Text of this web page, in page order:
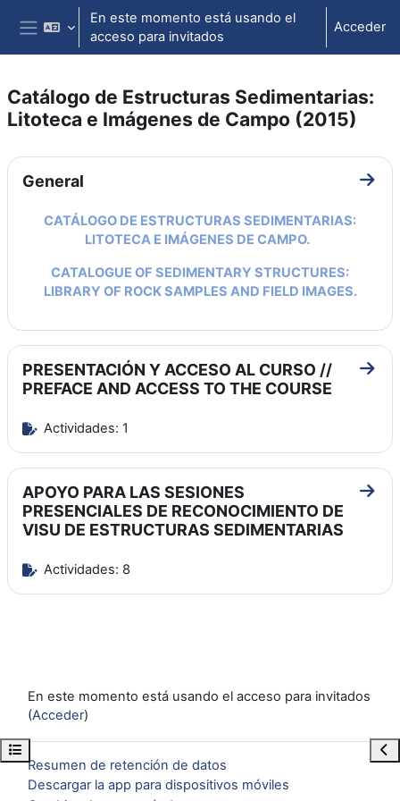
Salta al contenido principal
Panel lateral
En este momento está usando el
acceso para invitados
Acceder
Abrir índice del curso
Catálogo de Estructuras Sedimentarias:
Litoteca e Imágenes de Campo (2015)
Perfilado de sección
General
Ir a
CATÁLOGO DE ESTRUCTURAS SEDIMENTARIAS:
LITOTECA E IMÁGENES DE CAMPO.
CATALOGUE OF SEDIMENTARY STRUCTURES:
LIBRARY OF ROCK SAMPLES AND FIELD IMAGES.
PRESENTACIÓN Y ACCESO AL CURSO //
PREFACE AND ACCESS TO THE COURSE
Ir a
Actividades: 1
APOYO PARA LAS SESIONES
PRESENCIALES DE RECONOCIMIENTO DE
VISU DE ESTRUCTURAS SEDIMENTARIAS
Ir a
Actividades: 8
En este momento está usando el acceso para invitados
(Acceder)
Resumen de retención de datos
Descargar la app para dispositivos móviles